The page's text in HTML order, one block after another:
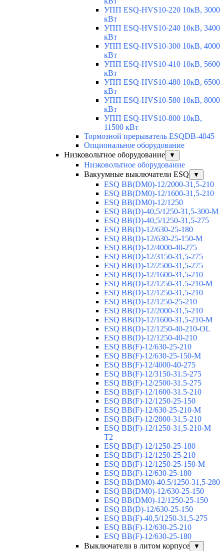
УПП ESQ-HVS10-220 10кВ, 3000
кВт
УПП ESQ-HVS10-240 10кВ, 3400
кВт
УПП ESQ-HVS10-300 10кВ, 4000
кВт
УПП ESQ-HVS10-410 10кВ, 5600
кВт
УПП ESQ-HVS10-480 10кВ, 6500
кВт
УПП ESQ-HVS10-580 10кВ, 8000
кВт
УПП ESQ-HVS10-800 10кВ,
11500 кВт
Тормозной прерыватель ESQDB-4045
Опциональное оборудование
Низковольтное оборудование
▼
Низковольтное оборудование
Вакуумные выключатели ESQ
▼
ESQ ВВ(DM0)-12/2000-31,5-210
ESQ ВВ(DM0)-12/1600-31,5-210
ESQ ВВ(DM0)-12/1250
ESQ ВВ(D)-40,5/1250-31,5-300-М
ESQ ВВ(D)-40,5/1250-31,5-275
ESQ ВВ(D)-12/630-25-180
ESQ ВВ(D)-12/630-25-150-М
ESQ ВВ(D)-12/4000-40-275
ESQ ВВ(D)-12/3150-31,5-275
ESQ ВВ(D)-12/2500-31,5-275
ESQ ВВ(D)-12/1600-31,5-210
ESQ ВВ(D)-12/1250-31.5-210-М
ESQ ВВ(D)-12/1250-31,5-210
ESQ ВВ(D)-12/1250-25-210
ESQ BB(D)-12/2000-31,5-210
ESQ BB(D)-12/1600-31,5-210-М
ESQ BB(D)-12/1250-40-210-OL
ESQ BB(D)-12/1250-40-210
ESQ ВВ(F)-12/630-25-210
ESQ ВВ(F)-12/630-25-150-М
ESQ ВВ(F)-12/4000-40-275
ESQ ВВ(F)-12/3150-31.5-275
ESQ ВВ(F)-12/2500-31.5-275
ESQ ВВ(F)-12/1600-31.5-210
ESQ ВВ(F)-12/1250-25-150
ESQ BB(F)-12/630-25-210-М
ESQ BB(F)-12/2000-31,5-210
ESQ BB(F)-12/1250-31,5-210-М
T2
ESQ BB(F)-12/1250-25-180
ESQ ВВ(F)-12/1250-25-210
ESQ ВВ(F)-12/1250-25-150-М
ESQ BB(F)-12/630-25-180
ESQ ВВ(DM0)-40.5/1250-31,5-280
ESQ ВВ(DM0)-12/630-25-150
ESQ ВВ(DM0)-12/1250-25-150
ESQ BB(D)-12/630-25-150
ESQ ВВ(F)-40,5/1250-31,5-275
ESQ ВВ(F)-12/630-25-210
ESQ ВВ(F)-12/630-25-180
Выключатели в литом корпусе
▼